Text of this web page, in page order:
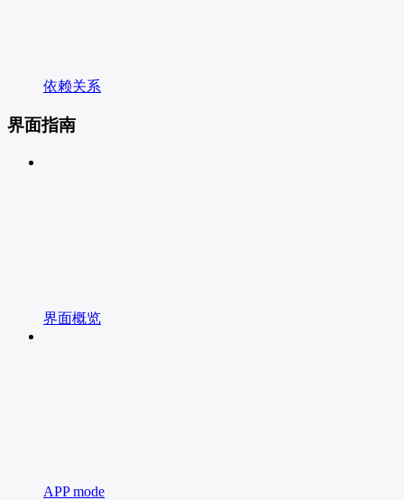
依赖关系
界面指南
界面概览
APP mode